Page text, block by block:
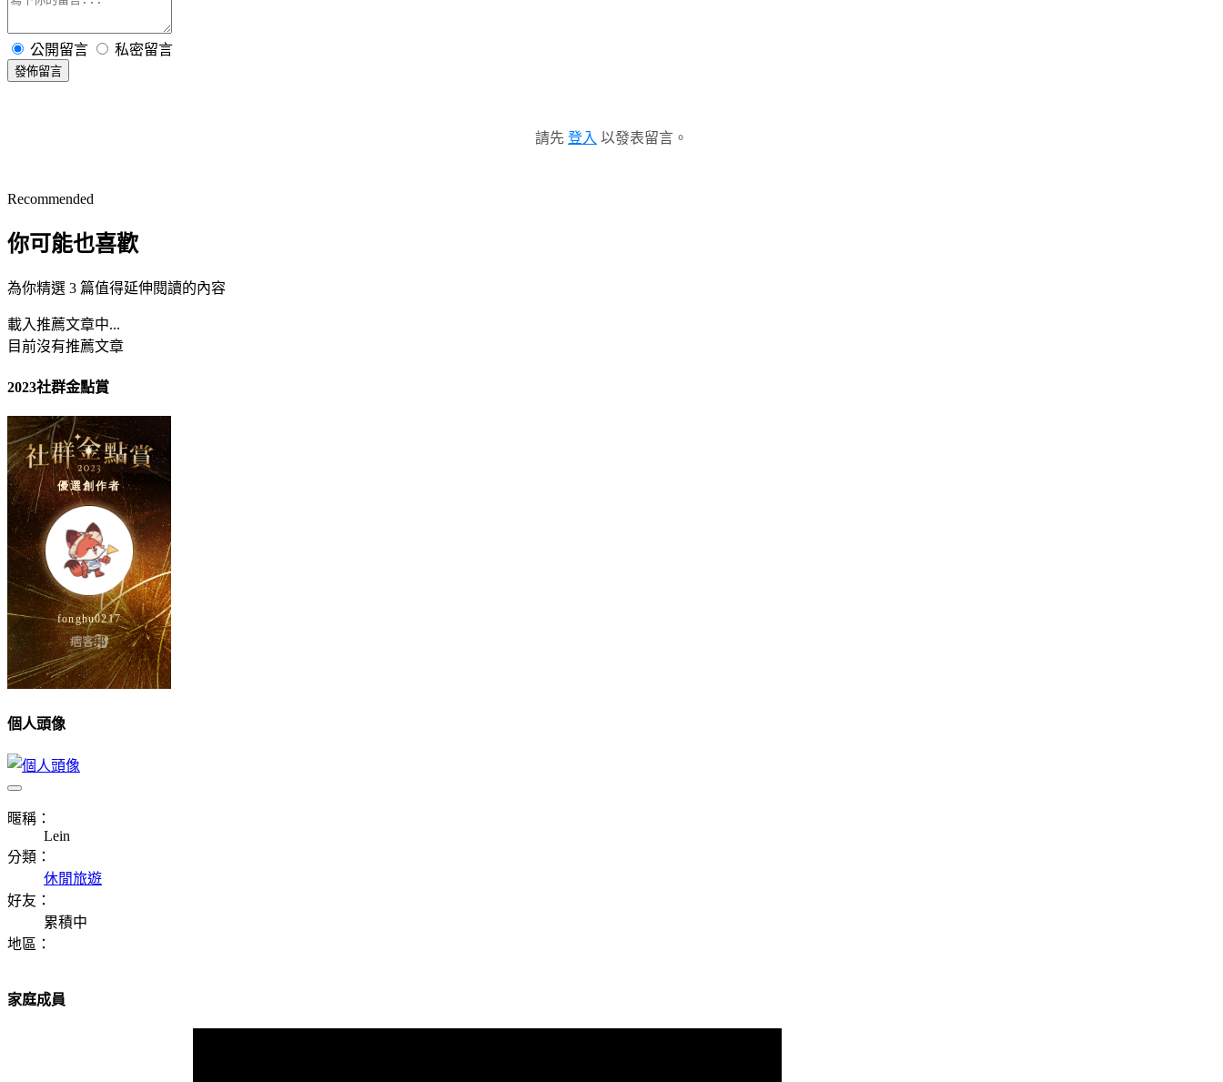
公開留言 私密留言
發佈留言
請先 登入 以發表留言。
Recommended
你可能也喜歡
為你精選 3 篇值得延伸閱讀的內容
載入推薦文章中...
目前沒有推薦文章
2023社群金點賞
個人頭像
暱稱：
Lein
分類：
休閒旅遊
好友：
累積中
地區：
家庭成員